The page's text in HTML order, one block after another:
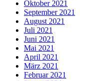
Oktober 2021
September 2021
August 2021
Juli 2021
Juni 2021
Mai 2021
April 2021
März 2021
Februar 2021